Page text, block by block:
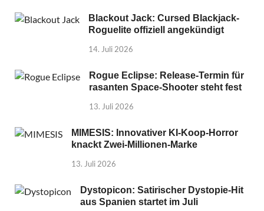
Blackout Jack: Cursed Blackjack-
Roguelite offiziell angekündigt
14. Juli 2026
Rogue Eclipse: Release-Termin für
rasanten Space-Shooter steht fest
13. Juli 2026
MIMESIS: Innovativer KI-Koop-Horror
knackt Zwei-Millionen-Marke
13. Juli 2026
Dystopicon: Satirischer Dystopie-Hit
aus Spanien startet im Juli